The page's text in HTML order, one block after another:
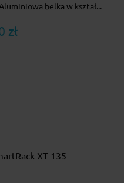
belka w kształ...
zł